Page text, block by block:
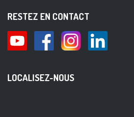
RESTEZ EN CONTACT
LOCALISEZ-NOUS